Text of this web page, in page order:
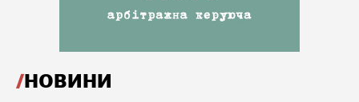
НОВИНИ